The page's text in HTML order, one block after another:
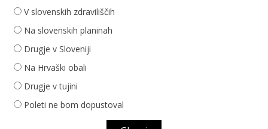
V slovenskih zdraviliščih
Na slovenskih planinah
Drugje v Sloveniji
Na Hrvaški obali
Drugje v tujini
Poleti ne bom dopustoval